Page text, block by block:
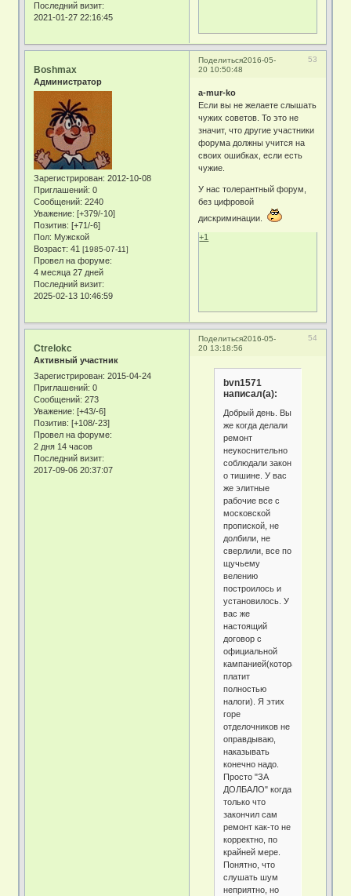
Последний визит:
2021-01-27 22:16:45
Поделиться 53
2016-05-
20 10:50:48
Boshmax
Администратор
Зарегистрирован: 2012-10-08
Приглашений: 0
Сообщений: 2240
Уважение: [+379/-10]
Позитив: [+71/-6]
Пол: Мужской
Возраст: 41[1985-07-11]
Провел на форуме:
4 месяца 27 дней
Последний визит:
2025-02-13 10:46:59
a-mur-ko
Если вы не желаете слышать
чужих советов. То это не
значит, что другие участники
форума должны учится на
своих ошибках, если есть
чужие.
У нас толерантный форум,
без цифровой
дискриминации.
+1
Поделиться 54
2016-05-
20 13:18:56
Ctrelokc
Активный участник
Зарегистрирован: 2015-04-24
Приглашений: 0
Сообщений: 273
Уважение: [+43/-6]
Позитив: [+108/-23]
Провел на форуме:
2 дня 14 часов
Последний визит:
2017-09-06 20:37:07
bvn1571
написал(а):
Добрый день. Вы
же когда делали
ремонт
неукоснительно
соблюдали закон
о тишине. У вас
же элитные
рабочие все с
московской
пропиской, не
долбили, не
сверлили, все по
щучьему
велению
построилось и
установилось. У
вас же
настоящий
договор с
официальной
кампанией(которая
платит
полностью
налоги). Я этих
горе
отделочников не
оправдываю,
наказывать
конечно надо.
Просто "ЗА
ДОЛБАЛО" когда
только что
закончил сам
ремонт как-то не
корректно, по
крайней мере.
Понятно, что
слушать шум
неприятно, но